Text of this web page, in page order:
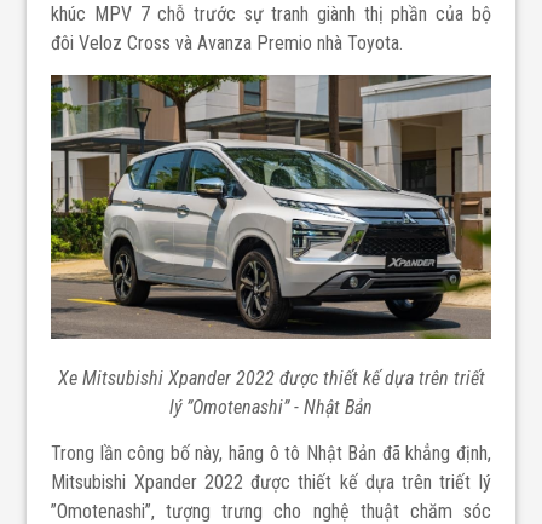
khúc MPV 7 chỗ trước sự tranh giành thị phần của bộ
đôi Veloz Cross và Avanza Premio nhà Toyota.
Xe Mitsubishi Xpander 2022 được thiết kế dựa trên triết
lý ”Omotenashi” - Nhật Bản
Trong lần công bố này, hãng ô tô Nhật Bản đã khẳng định,
Mitsubishi Xpander 2022 được thiết kế dựa trên triết lý
”Omotenashi”, tượng trưng cho nghệ thuật chăm sóc